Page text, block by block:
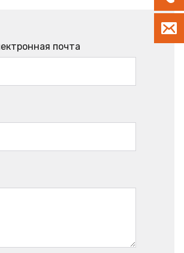
почта